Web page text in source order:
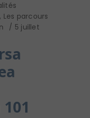
, Les parcours
5 juillet